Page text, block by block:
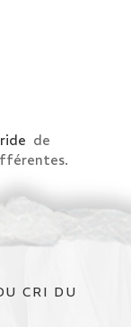
de
CRI DU